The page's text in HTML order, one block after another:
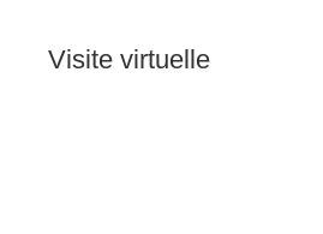
Visite virtuelle